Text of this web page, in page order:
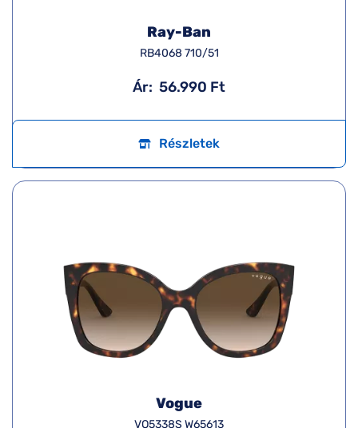
Ray-Ban
RB4068 710/51
Ár: 56.990 Ft
Részletek
Vogue
VO5338S W65613